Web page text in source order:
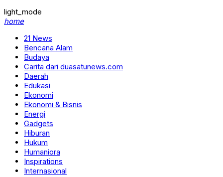
light_mode
home
21 News
Bencana Alam
Budaya
Carita dari duasatunews.com
Daerah
Edukasi
Ekonomi
Ekonomi & Bisnis
Energi
Gadgets
Hiburan
Hukum
Humaniora
Inspirations
Internasional